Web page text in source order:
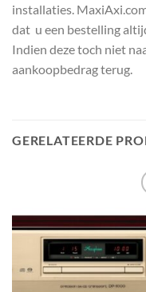
installaties.
dat u een bestelling
Indien deze toch niet
aankoopbedrag terug.
GERELATEERDE
aan